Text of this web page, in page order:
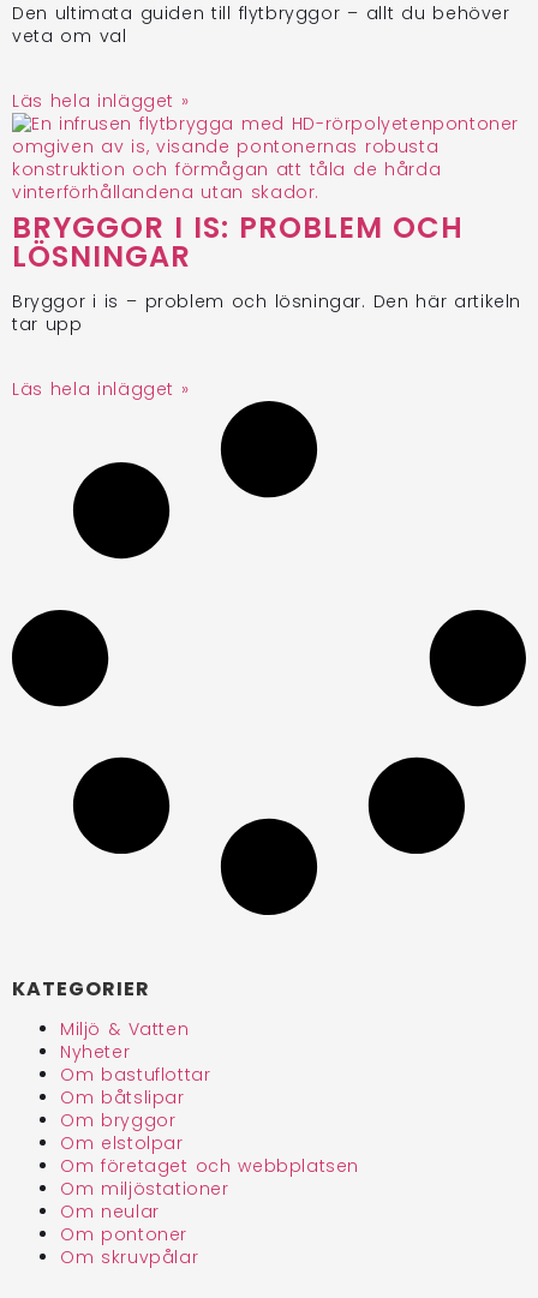
Den ultimata guiden till flytbryggor – allt du behöver
veta om val
Läs hela inlägget »
BRYGGOR I IS: PROBLEM OCH
LÖSNINGAR
Bryggor i is – problem och lösningar. Den här artikeln
tar upp
Läs hela inlägget »
KATEGORIER
Miljö & Vatten
Nyheter
Om bastuflottar
Om båtslipar
Om bryggor
Om elstolpar
Om företaget och webbplatsen
Om miljöstationer
Om neular
Om pontoner
Om skruvpålar